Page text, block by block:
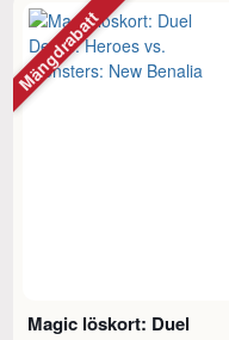
Magic löskort: Duel
Mängdrabatt